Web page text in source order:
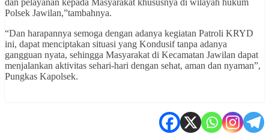
dan pelayanan kepada Masyarakat khususnya di wilayah hukum
Polsek Jawilan,”tambahnya.
“Dan harapannya semoga dengan adanya kegiatan Patroli KRYD
ini, dapat menciptakan situasi yang Kondusif tanpa adanya
gangguan nyata, sehingga Masyarakat di Kecamatan Jawilan dapat
menjalankan aktivitas sehari-hari dengan sehat, aman dan nyaman”,
Pungkas Kapolsek.